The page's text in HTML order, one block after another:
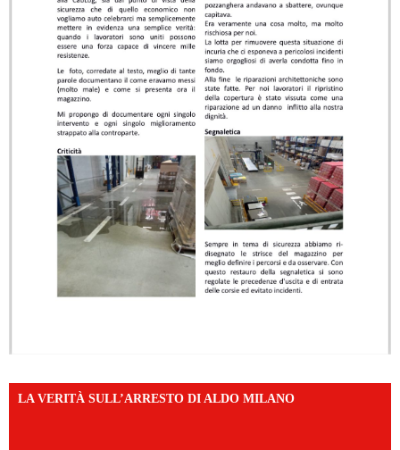
LA VERITÀ SULL’ARRESTO DI ALDO MILANO